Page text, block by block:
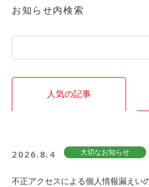
お知らせ内検索
人気の記事
2026.8.4 大切なお知らせ
不正アクセスによる個人情報漏えい